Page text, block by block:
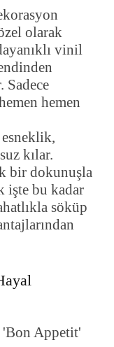
olarak
vinil
Sadece
hemen
esneklik,
kılar.
bir dokunuşla
işte bu kadar
söküp